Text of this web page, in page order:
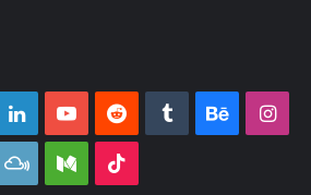
LinkedInYouTubeRedditTumblrBehance
Mixcloud
Medium